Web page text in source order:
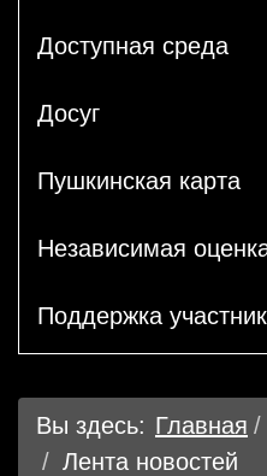
Доступная среда
Досуг
Пушкинская карта
Независимая
Поддержка
Вы здесь: Главная
Лента новостей